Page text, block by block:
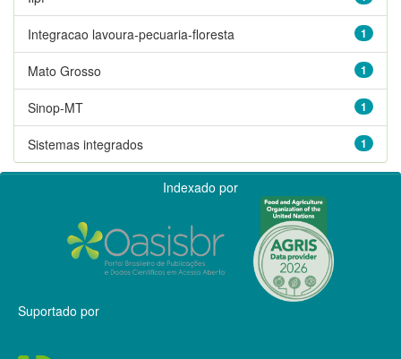
1
Integracao lavoura-pecuaria-floresta
1
Mato Grosso
1
Sinop-MT
1
Sistemas integrados
Indexado por
Suportado por